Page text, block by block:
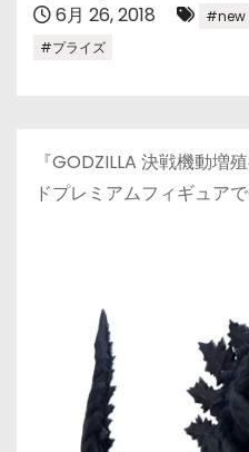
6月 26, 2018 #new
#プライズ
『GODZILLA 決戦機動増
ドプレミアムフィギュアで